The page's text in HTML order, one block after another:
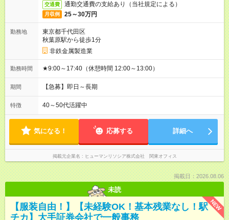
交通費 通勤交通費の支給あり（当社規定による）
月収例 25～30万円
勤務地
東京都千代田区
秋葉原駅から徒歩1分
非鉄金属製造業
勤務時間 ★9:00～17:40（休憩時間 12:00～13:00）
期間 【急募】即日～長期
特徴 40～50代活躍中
気になる！ 応募する 詳細へ
掲載元企業名 ヒューマンリソシア株式会社 関東オフィス
掲載日：2026.08.06
未読
NEW
【服装自由！】【未経験OK！基本残業なし！駅
チカ】大手証券会社で一般事務